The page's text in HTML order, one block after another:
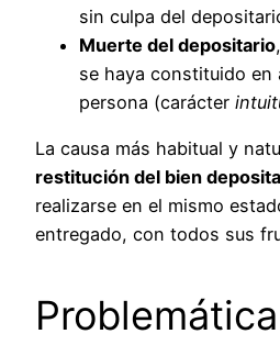
sin culpa del
Muerte del depositario
se haya constituido en
persona (carácter
La causa más habitual y
restitución del bien
realizarse en el mismo
entregado, con todos sus
Problemática